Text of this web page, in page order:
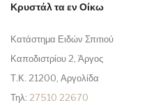
Κρυστάλ τα εν Οίκω
Κατάστημα Ειδών Σπιτιού
Καποδιστρίου 2, Άργος
Τ.Κ. 21200, Αργολίδα
Τηλ: 27510 22670